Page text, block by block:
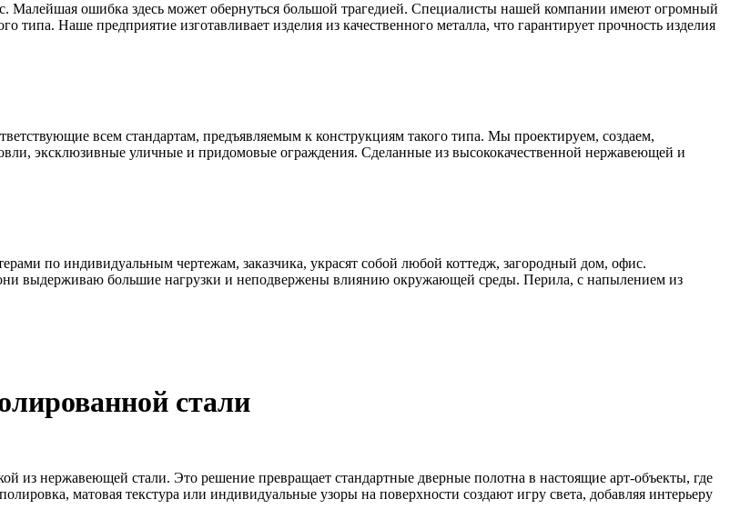
Малейшая ошибка здесь может обернуться большой трагедией. Специалисты нашей компании имеют огромный
Наше предприятие изготавливает изделия из качественного металла, что гарантирует прочность изделия
всем стандартам, предъявляемым к конструкциям такого типа. Мы проектируем, создаем,
эксклюзивные уличные и придомовые ограждения. Сделанные из высококачественной нержавеющей и
по индивидуальным чертежам, заказчика, украсят собой любой коттедж, загородный дом, офис.
выдерживаю большие нагрузки и неподвержены влиянию окружающей среды. Перила, с напылением из
стали
из нержавеющей стали. Это решение превращает стандартные дверные полотна в настоящие арт-объекты, где
матовая текстура или индивидуальные узоры на поверхности создают игру света, добавляя интерьеру